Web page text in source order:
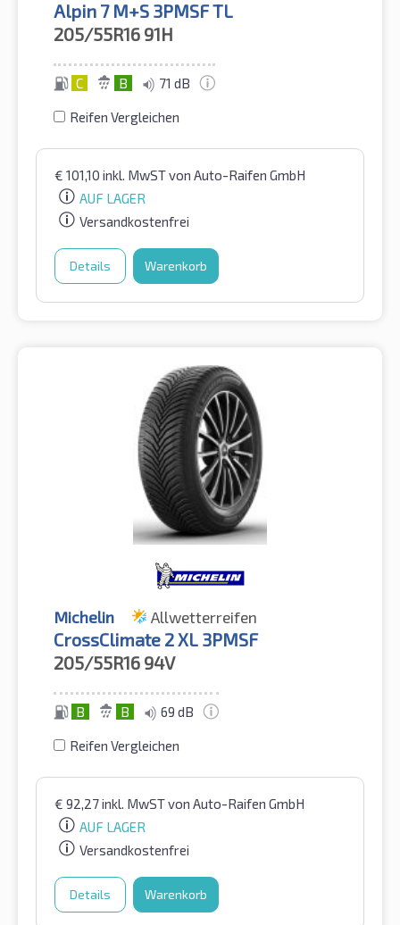
Alpin 7 M+S 3PMSF TL
205/55R16 91H
C B 71 dB
Reifen Vergleichen
€ 101,10 inkl. MwSTvon Auto-Raifen GmbH
AUF LAGER
Versandkostenfrei
Details Warenkorb
Michelin Allwetterreifen
CrossClimate 2 XL 3PMSF
205/55R16 94V
B B 69 dB
Reifen Vergleichen
€ 92,27inkl. MwSTvon Auto-Raifen GmbH
AUF LAGER
Versandkostenfrei
Details Warenkorb